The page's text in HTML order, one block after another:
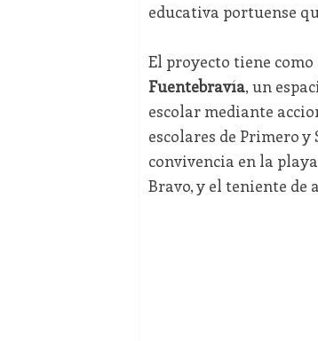
educativa portuense
El proyecto tiene
Fuentebravía, un
escolar mediante
escolares de Primero
convivencia en la
Bravo, y el teniente de